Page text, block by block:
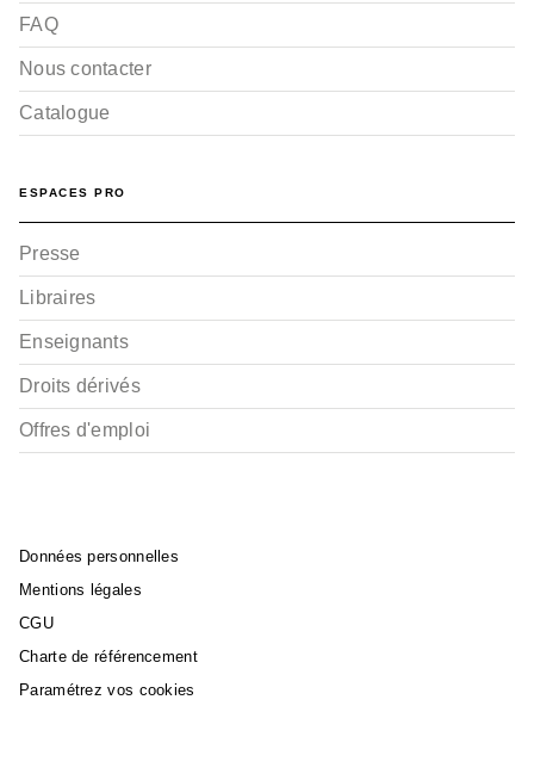
FAQ
Nous contacter
Catalogue
ESPACES PRO
Presse
Libraires
Enseignants
Droits dérivés
Offres d'emploi
Données personnelles
Mentions légales
CGU
Charte de référencement
Paramétrez vos cookies